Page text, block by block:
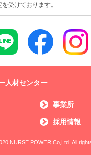
受けております。
人材センター
事業所
採用情報
NURSE POWER Co,Ltd. All